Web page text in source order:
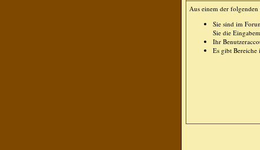
Aus einem der
Sie sind im
Sie die
Ihr
Es gibt Bereiche